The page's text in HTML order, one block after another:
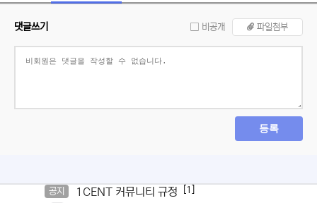
댓글쓰기 비공개 파일첨부
등록
공지 1CENT 커뮤니티 규정 [1]